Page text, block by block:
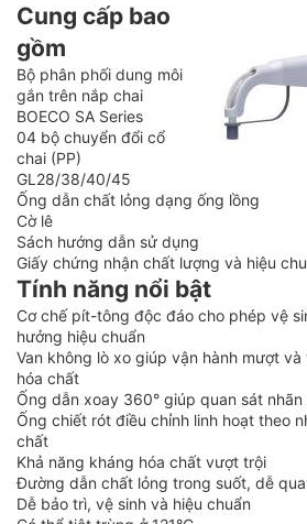
Cung cấp bao
gồm
Bộ phân phối dung môi
gắn trên nắp chai
BOECO SA Series
04 bộ chuyển đổi cổ
chai (PP)
GL28/38/40/45
Ống dẫn chất lỏng dạng ống lồng
Cờ lê
Sách hướng dẫn sử dụng
Giấy chứng nhận chất lượng và hiệu
Tính năng nổi bật
Cơ chế pít-tông độc đáo cho phép vệ
hưởng hiệu chuẩn
Van không lò xo giúp vận hành mượt
hóa chất
Ống dẫn xoay 360° giúp quan sát
Ống chiết rót điều chỉnh linh hoạt theo
chất
Khả năng kháng hóa chất vượt trội
Đường dẫn chất lỏng trong suốt, dễ
Dễ bảo trì, vệ sinh và hiệu chuẩn